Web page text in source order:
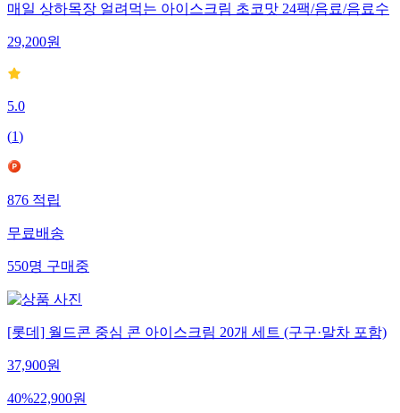
매일 상하목장 얼려먹는 아이스크림 초코맛 24팩/음료/음료수
29,200원
5.0
(1)
876적립
무료배송
550명구매중
[롯데] 월드콘 중심 콘 아이스크림 20개 세트 (구구·말차 포함)
37,900원
40%22,900원